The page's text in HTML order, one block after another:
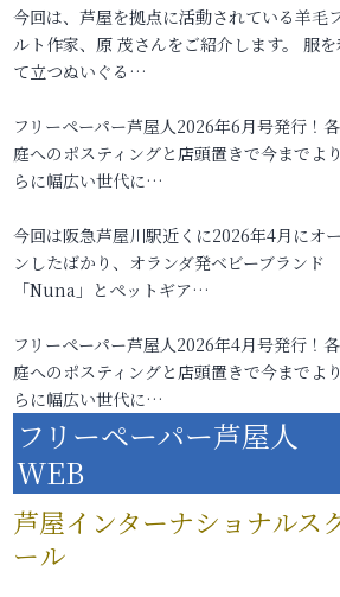
今回は、芦屋を拠点に活動されている羊毛
ルト作家、原 茂さんをご紹介します。 服を
て立つぬいぐる…
フリーペーパー芦屋人2026年6月号発行！
庭へのポスティングと店頭置きで今までよ
らに幅広い世代に…
今回は阪急芦屋川駅近くに2026年4月にオ
ンしたばかり、オランダ発ベビーブランド
「Nuna」とペットギア…
フリーペーパー芦屋人2026年4月号発行！
庭へのポスティングと店頭置きで今までよ
らに幅広い世代に…
フリーペーパー芦屋人
WEB
芦屋インターナショナルス
ール